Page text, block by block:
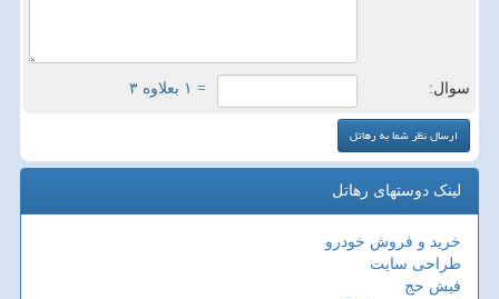
سوال: = ۱ بعلاوه ۳
لینک دوستهای رهاتل
خرید و فروش خودرو
طراحی سایت
فیش حج